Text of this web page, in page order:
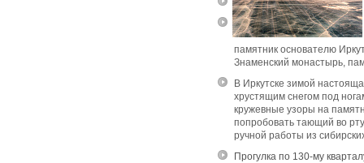
памятник основателю
Знаменский монастырь,
В Иркутске зимой
хрустящим снегом под
кружевные узоры на
попробовать тающий во
ручной работы из
Прогулка по 130-му